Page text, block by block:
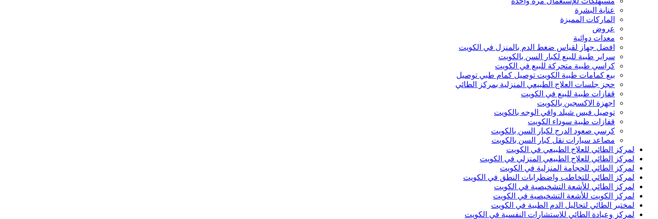
عناية البشرة
الماركات المميزة
عروض
معدات دوائية
افضل جهاز لقياس ضغط الدم بالمنزل في الكويت
سراير طبية للبيع لكبار السن بالكويت
كراسي طبية متحركة للبيع في الكويت
بيع كمامات طبية الكويت توصيل كمام طبي توصيل
حجز جلسات العلاج الطبيعي المنزلية بمركز الطائي
قفازات طبية للبيع في الكويت
اجهزة الاكسجين بالكويت
توصيل فيس شيلد واقي الوجه بالكويت
قفازات طبية سوداء الكويت
كرسي صعود الدرج لكبار السن بالكويت
مصاعد سيارات نقل كبار السن بالكويت
لمركز الطائي للعلاج الطبيعي في الكويت
لمركز الطائي للعلاج الطبيعي المنزلي في الكويت
لمركز الطائي للحجامة المنزلية في الكويت
لمركز الطائي للتخاطب واضطرابات النطق في الكويت
لمركز الطائي للأشعة التشخيصية في الكويت
لمركز الكويت للأشعة التشخيصية في الكويت
لمختبر الطائي لتحاليل الدم الطبية في الكويت
لمركز وعيادة الطائي للاستشارات النفسية في الكويت